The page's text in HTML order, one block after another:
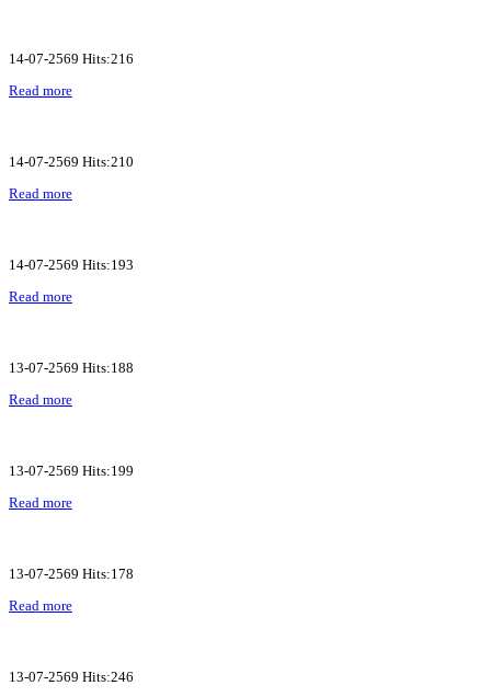
14-07-2569 Hits:216
Read more
14-07-2569 Hits:210
Read more
14-07-2569 Hits:193
Read more
13-07-2569 Hits:188
Read more
13-07-2569 Hits:199
Read more
13-07-2569 Hits:178
Read more
13-07-2569 Hits:246